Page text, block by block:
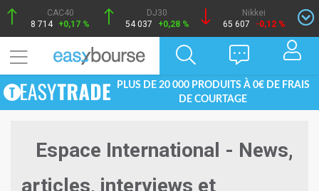
CAC40
8 714 +0,17 %
DJ30
54 037
+0,28 %
Nikkei
65 607
-0,12 %
PLUS DE 20 000 PRODUITS À 0€ DE FRAIS
DE COURTAGE
Espace International - News,
articles, interviews et